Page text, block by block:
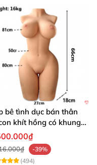
bê tình dục bán thân
khít hồng có khung
-39%
(494)